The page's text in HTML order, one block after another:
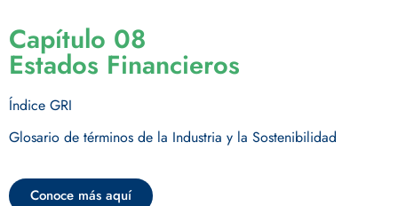
Capítulo 08
Estados Financieros
Índice GRI
Glosario de términos de la Industria y la Sostenibilidad
Conoce más aquí